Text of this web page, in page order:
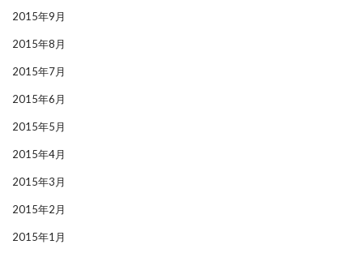
2015年9月
2015年8月
2015年7月
2015年6月
2015年5月
2015年4月
2015年3月
2015年2月
2015年1月